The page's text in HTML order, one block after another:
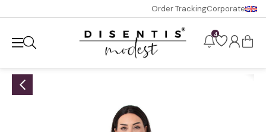
Order TrackingCorporate
4